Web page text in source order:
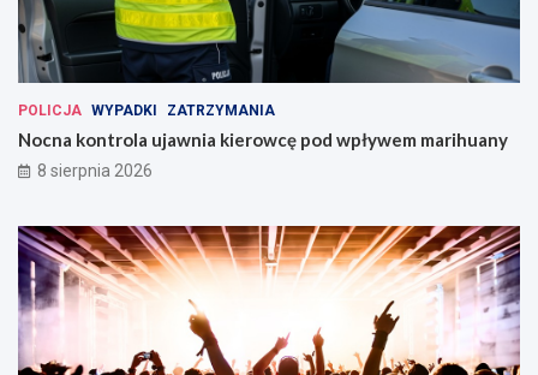
POLICJA WYPADKI ZATRZYMANIA
Nocna kontrola ujawnia kierowcę pod wpływem marihuany
8 sierpnia 2026